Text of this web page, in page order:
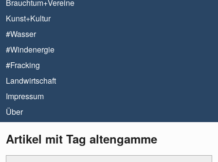
Brauchtum+Vereine
Kunst+Kultur
#Wasser
#Windenergie
#Fracking
Landwirtschaft
Impressum
Über
Artikel mit Tag altengamme